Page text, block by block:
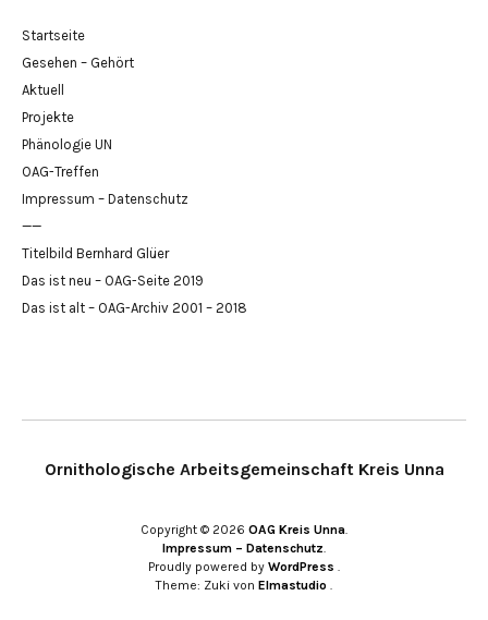
Startseite
Gesehen – Gehört
Aktuell
Projekte
Phänologie UN
OAG-Treffen
Impressum – Datenschutz
——
Titelbild Bernhard Glüer
Das ist neu – OAG-Seite 2019
Das ist alt – OAG-Archiv 2001 – 2018
Ornithologische Arbeitsgemeinschaft Kreis Unna
Copyright © 2026 OAG Kreis Unna
Impressum – Datenschutz
Proudly powered by WordPress
Theme: Zuki von Elmastudio